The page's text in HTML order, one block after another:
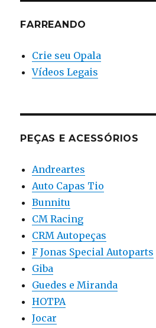
FARREANDO
Crie seu Opala
Vídeos Legais
PEÇAS E ACESSÓRIOS
Andreartes
Auto Capas Tio
Bunnitu
CM Racing
CRM Autopeças
F Jonas Special Autoparts
Giba
Guedes e Miranda
HOTPA
Jocar